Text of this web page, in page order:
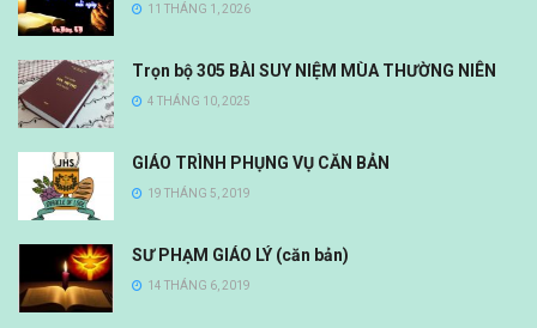
11 THÁNG 1, 2026
Trọn bộ 305 BÀI SUY NIỆM MÙA THƯỜNG NIÊN
4 THÁNG 10, 2025
GIÁO TRÌNH PHỤNG VỤ CĂN BẢN
19 THÁNG 5, 2019
SƯ PHẠM GIÁO LÝ (căn bản)
14 THÁNG 6, 2019